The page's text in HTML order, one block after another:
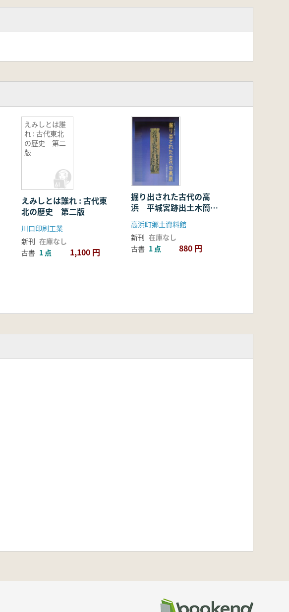
えみしとは誰
れ : 古代東北
の歴史 第二
版
えみしとは誰れ : 古代東
北の歴史 第二版
川口印刷工業
新刊 在庫なし
古書 1 点 1,100 円
掘り出された古代の高
浜 平城宮跡出土木簡か
ら
高浜町郷土資料館
新刊 在庫なし
古書 1 点 880 円